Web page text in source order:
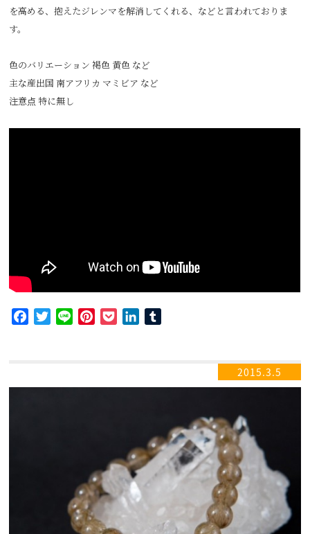
を高める、抱えたジレンマを解消してくれる、などと言われておりま
す。
色のバリエーション 褐色 黄色 など
主な産出国 南アフリカ マミビア など
注意点 特に無し
FacebookTwitterLine PinterestPocketLinkedIn
2015.3.5